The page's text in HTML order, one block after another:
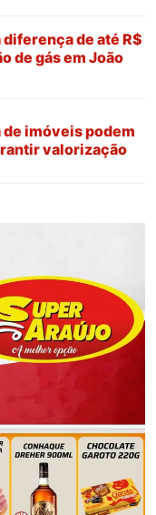
de até R$
de gás em João
imóveis podem
valorização